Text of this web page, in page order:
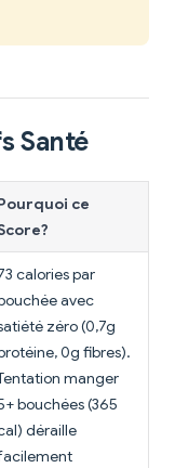
Santé
ce
calories par
avec
zéro (0,7g
0g fibres).
manger
bouchées (365
déraille